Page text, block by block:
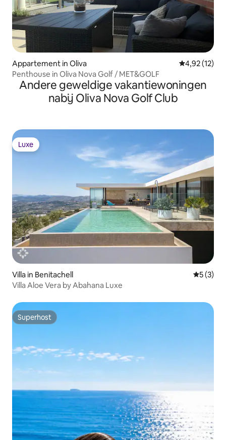
Appartement in Oliva Gemiddelde
4,92 (12)
Penthouse in Oliva Nova Golf / MET&GOLF
Andere geweldige vakantiewoningen
nabij Oliva Nova Golf Club
Luxe
Luxe
Villa in Benitachell
5 (3)
Villa Aloe Vera by Abahana Luxe
Superhost
Superhost